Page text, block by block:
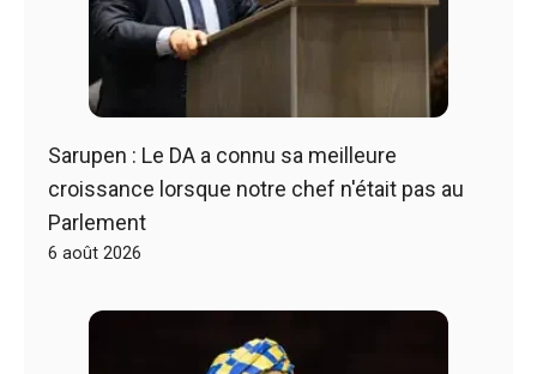
Sarupen : Le DA a connu sa meilleure
croissance lorsque notre chef n'était pas au
Parlement
6 août 2026